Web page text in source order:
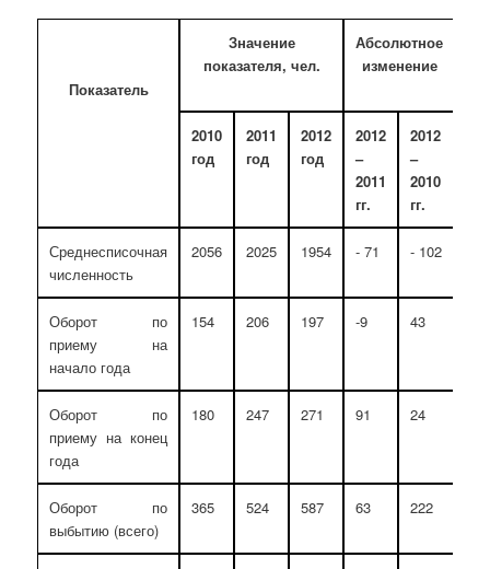
Показатель
Значение
показателя, чел.
Абсолютное
изменение
2010
год
2011
год
2012
год
2012
–
2011
гг.
2012
–
2010
гг.
Среднесписочная
численность
2056 2025 1954 - 71 - 102
Оборот по
приему на
начало года
154 206 197 -9 43
Оборот по
приему на конец
года
180 247 271 91 24
Оборот по
выбытию (всего)
365 524 587 63 222